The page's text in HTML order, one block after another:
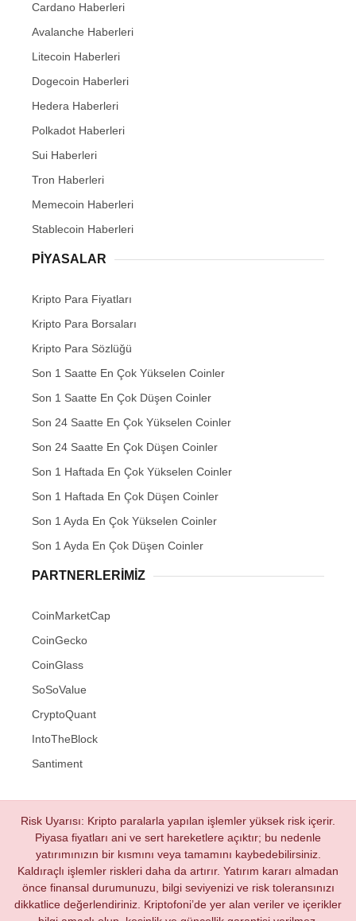
Cardano Haberleri
Avalanche Haberleri
Litecoin Haberleri
Dogecoin Haberleri
Hedera Haberleri
Polkadot Haberleri
Sui Haberleri
Tron Haberleri
Memecoin Haberleri
Stablecoin Haberleri
PIYASALAR
Kripto Para Fiyatları
Kripto Para Borsaları
Kripto Para Sözlüğü
Son 1 Saatte En Çok Yükselen Coinler
Son 1 Saatte En Çok Düşen Coinler
Son 24 Saatte En Çok Yükselen Coinler
Son 24 Saatte En Çok Düşen Coinler
Son 1 Haftada En Çok Yükselen Coinler
Son 1 Haftada En Çok Düşen Coinler
Son 1 Ayda En Çok Yükselen Coinler
Son 1 Ayda En Çok Düşen Coinler
PARTNERLERIMIZ
CoinMarketCap
CoinGecko
CoinGlass
SoSoValue
CryptoQuant
IntoTheBlock
Santiment
Risk Uyarısı: Kripto paralarla yapılan işlemler yüksek risk içerir.
Piyasa fiyatları ani ve sert hareketlere açıktır; bu nedenle
yatırımınızın bir kısmını veya tamamını kaybedebilirsiniz.
Kaldıraçlı işlemler riskleri daha da artırır. Yatırım kararı almadan
önce finansal durumunuzu, bilgi seviyenizi ve risk toleransınızı
dikkatlice değerlendiriniz. Kriptofoni’de yer alan veriler ve içerikler